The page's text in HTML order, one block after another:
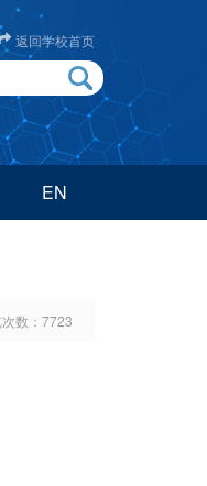
返回学校首页
EN
数： 7723